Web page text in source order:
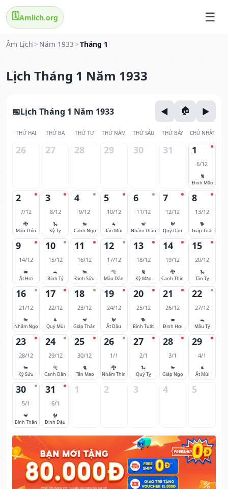
🗓️Amlich.org
Âm Lịch > Năm 1933 >Tháng 1
Lịch Tháng 1 Năm 1933
Lịch Tháng 1 Năm 1933
THỨ HAI THỨ BA THỨ TƯ THỨ NĂM THỨ SÁU THỨ BẢY CHỦ NHẬT
26 27 28 29 30 31 1
6/12
🐈
Đinh Mão
2
7/12
🐉
Mậu Thìn
3
8/12
🐍
Kỷ Tỵ
4
9/12
🐎
Canh Ngọ
5
10/12
🐐
Tân Mùi
6
11/12
🐒
Nhâm Thân
7
12/12
🐓
Quý Dậu
8
13/12
🐕
Giáp Tuất
9
14/12
🐖
Ất Hợi
10
15/12
🐀
Bính Tý
11
16/12
🐂
Đinh Sửu
12
17/12
🐅
Mậu Dần
13
18/12
🐈
Kỷ Mão
14
19/12
🐉
Canh Thìn
15
20/12
🐍
Tân Tỵ
16
21/12
🐎
Nhâm Ngọ
17
22/12
🐐
Quý Mùi
18
23/12
🐒
Giáp Thân
19
24/12
🐓
Ất Dậu
20
25/12
🐕
Bính Tuất
21
26/12
🐖
Đinh Hợi
22
27/12
🐀
Mậu Tý
23
28/12
🐂
Kỷ Sửu
24
29/12
🐅
Canh Dần
25
30/12
🐈
Tân Mão
26
1/1
🐉
Nhâm Thìn
27
2/1
🐍
Quý Tỵ
28
3/1
🐎
Giáp Ngọ
29
4/1
🐐
Ất Mùi
30
5/1
🐒
Bính Thân
31
6/1
🐓
Đinh Dậu
1 2 3 4 5